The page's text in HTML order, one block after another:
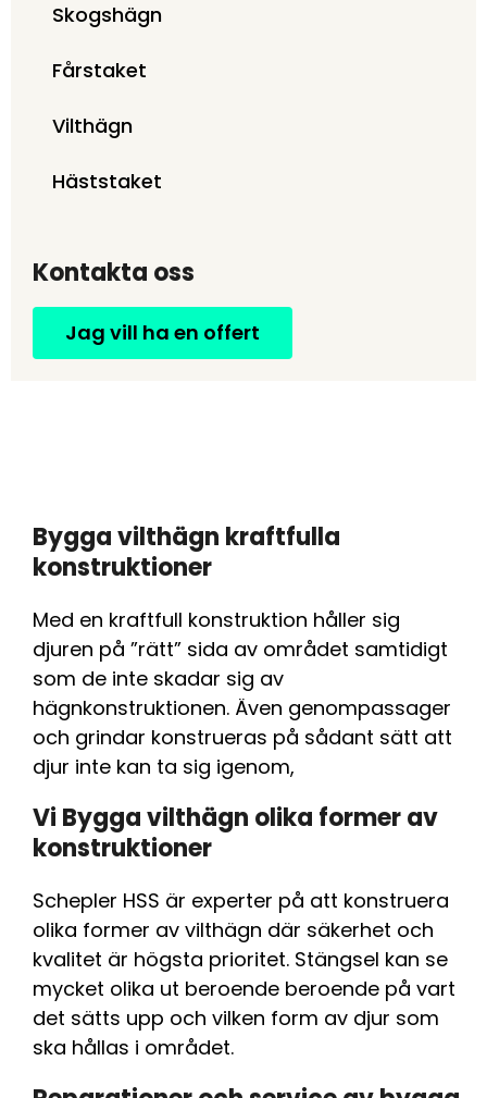
Skogshägn
Fårstaket
Vilthägn
Häststaket
Kontakta oss
Jag vill ha en offert
Bygga vilthägn kraftfulla
konstruktioner
Med en kraftfull konstruktion håller sig
djuren på ”rätt” sida av området samtidigt
som de inte skadar sig av
hägnkonstruktionen. Även genompassager
och grindar konstrueras på sådant sätt att
djur inte kan ta sig igenom,
Vi Bygga vilthägn olika former av
konstruktioner
Schepler HSS är experter på att konstruera
olika former av vilthägn där säkerhet och
kvalitet är högsta prioritet. Stängsel kan se
mycket olika ut beroende beroende på vart
det sätts upp och vilken form av djur som
ska hållas i området.